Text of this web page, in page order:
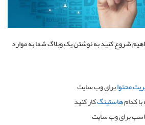
شروع کنید به نوشتن یک وبلاگ شما به موارد
محتوابرای وب سایت
کدامهاستینگکار کنید
برای وب سایت